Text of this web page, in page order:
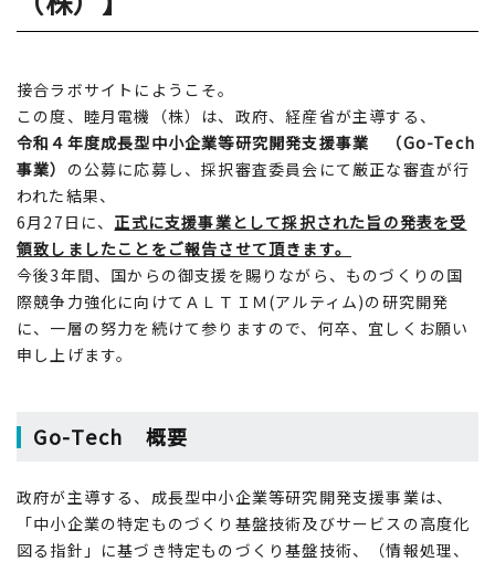
接合ラボサイトにようこそ。
この度、睦月電機（株）は、政府、経産省が主導する、
令和４年度成長型中小企業等研究開発支援事業 （Go-Tech
事業） の公募に応募し、採択審査委員会にて厳正な審査が行
われた結果、
6月27日に、 正式に支援事業として採択された旨の発表を受
領致しましたことをご報告させて頂きます。
今後3年間、国からの御支援を賜りながら、ものづくりの国
際競争力強化に向けてＡＬＴＩＭ(アルティム)の研究開発
に、一層の努力を続けて参りますので、何卒、宜しくお願い
申し上げます。
Go-Tech 概要
政府が主導する、成長型中小企業等研究開発支援事業は、
「中小企業の特定ものづくり基盤技術及びサービスの高度化
図る指針」に基づき特定ものづくり基盤技術、（情報処理、